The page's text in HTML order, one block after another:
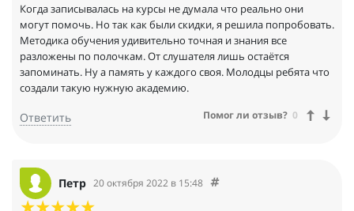
Когда записывалась на курсы не думала что реально они
могут помочь. Но так как были скидки, я решила попробовать.
Методика обучения удивительно точная и знания все
разложены по полочкам. От слушателя лишь остаётся
запоминать. Ну а память у каждого своя. Молодцы ребята что
создали такую нужную академию.
Ответить Помог ли отзыв? 0
Петр 20 октября 2022 в 15:48